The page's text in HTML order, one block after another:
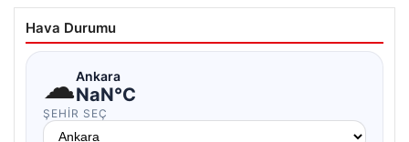
Hava Durumu
☁Ankara
NaN°C
ŞEHIR SEÇ